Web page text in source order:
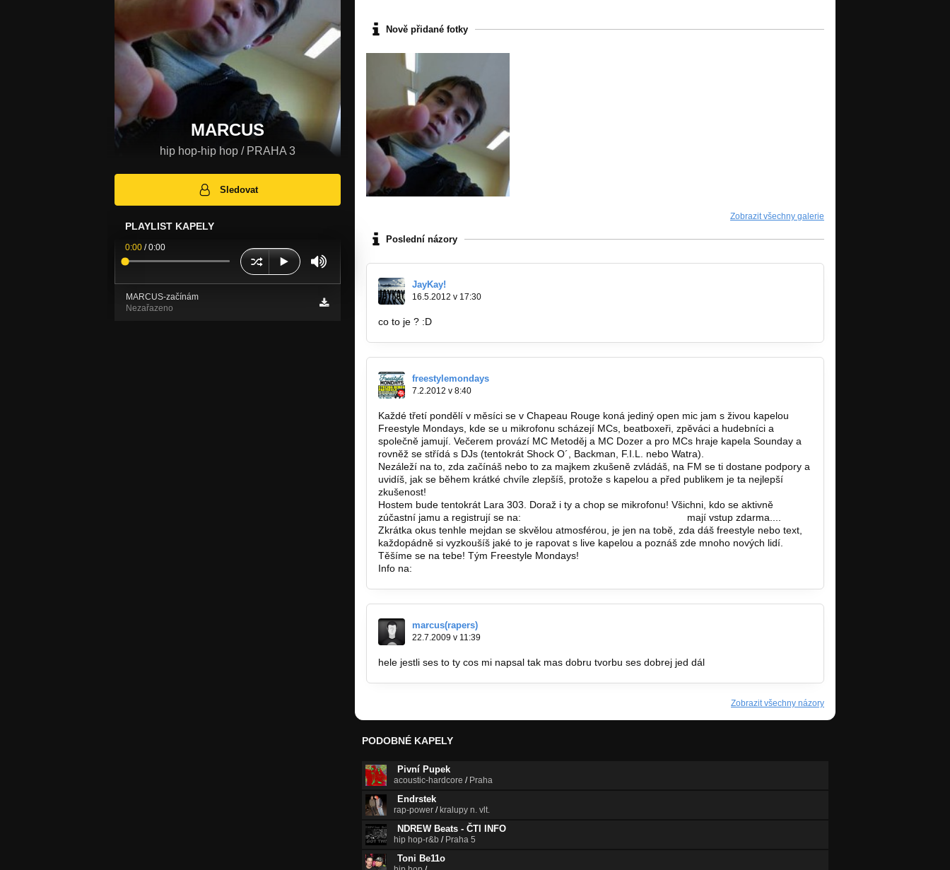
MARCUS
hip hop-hip hop / PRAHA 3
Sledovat
PLAYLIST KAPELY
0:00 /0:00
MARCUS-začínám
Nezařazeno
Nově přidané fotky
Zobrazit všechny galerie
Poslední názory
JayKay!
16.5.2012 v 17:30
co to je ? :D
freestylemondays
7.2.2012 v 8:40
Každé třetí pondělí v měsíci se v Chapeau Rouge koná jediný open mic jam s živou kapelou
Freestyle Mondays, kde se u mikrofonu scházejí MCs, beatboxeři, zpěváci a hudebníci a
společně jamují. Večerem provází MC Metoděj a MC Dozer a pro MCs hraje kapela Sounday a
rovněž se střídá s DJs (tentokrát Shock O´, Backman, F.I.L. nebo Watra).
Nezáleží na to, zda začínáš nebo to za majkem zkušeně zvládáš, na FM se ti dostane podpory a
uvidíš, jak se během krátké chvíle zlepšíš, protože s kapelou a před publikem je ta nejlepší
zkušenost!
Hostem bude tentokrát Lara 303. Doraž i ty a chop se mikrofonu! Všichni, kdo se aktivně
zúčastní jamu a registrují se na:
mají vstup zdarma....
Zkrátka okus tenhle mejdan se skvělou atmosférou, je jen na tobě, zda dáš freestyle nebo text,
každopádně si vyzkoušíš jaké to je rapovat s live kapelou a poznáš zde mnoho nových lidí.
Těšíme se na tebe! Tým Freestyle Mondays!
Info na:
marcus(rapers)
22.7.2009 v 11:39
hele jestli ses to ty cos mi napsal tak mas dobru tvorbu ses dobrej jed dál
Zobrazit všechny názory
PODOBNÉ KAPELY
Pivní Pupek
acoustic-hardcore / Praha
Endrstek
rap-power / kralupy n. vlt.
NDREW Beats - ČTI INFO
hip hop-r&b / Praha 5
Toni Be11o